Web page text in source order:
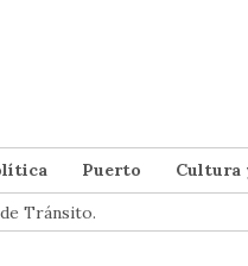
Puerto
Cultura
Tránsito.